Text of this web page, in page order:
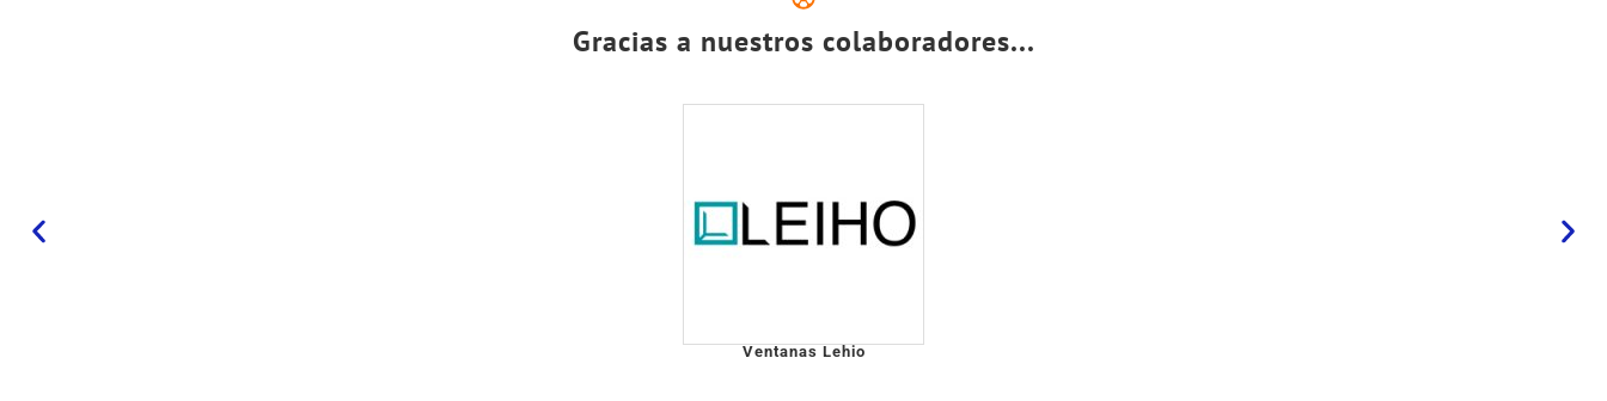
Gracias a nuestros colaboradores...
Ventanas Lehio